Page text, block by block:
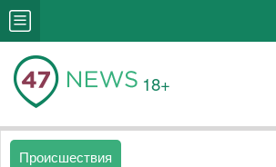
18+
Происшествия